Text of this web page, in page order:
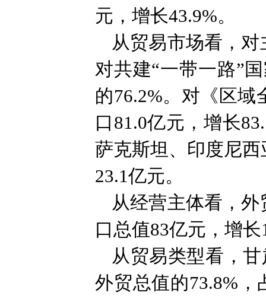
元，增长43.9%。
从贸易市场看，
对共建“一带一路”
的76.2%。对《区域
口81.0亿元，增长
萨克斯坦、印度尼
23.1亿元。
从经营主体看，
口总值83亿元，增
从贸易类型看，
外贸总值的73.8%